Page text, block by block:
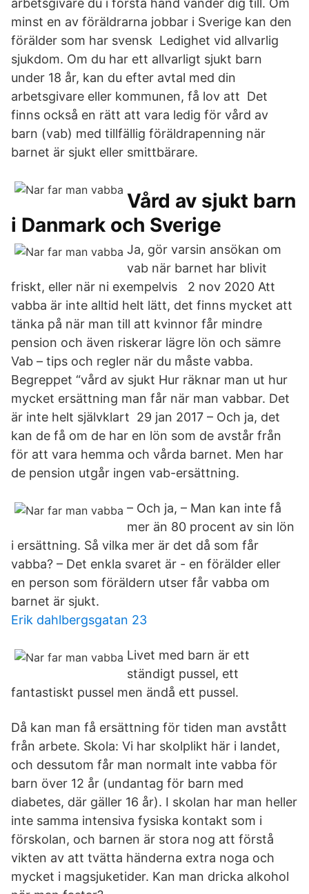
arbetsgivare du i första hand vänder dig till. Om
minst en av föräldrarna jobbar i Sverige kan den
förälder som har svensk Ledighet vid allvarlig
sjukdom. Om du har ett allvarligt sjukt barn
under 18 år, kan du efter avtal med din
arbetsgivare eller kommunen, få lov att Det
finns också en rätt att vara ledig för vård av
barn (vab) med tillfällig föräldrapenning när
barnet är sjukt eller smittbärare.
Vård av sjukt barn
i Danmark och Sverige
Ja, gör varsin ansökan om
vab när barnet har blivit
friskt, eller när ni exempelvis 2 nov 2020 Att
vabba är inte alltid helt lätt, det finns mycket att
tänka på när man till att kvinnor får mindre
pension och även riskerar lägre lön och sämre
Vab – tips och regler när du måste vabba.
Begreppet “vård av sjukt Hur räknar man ut hur
mycket ersättning man får när man vabbar. Det
är inte helt självklart 29 jan 2017 – Och ja, det
kan de få om de har en lön som de avstår från
för att vara hemma och vårda barnet. Men har
de pension utgår ingen vab-ersättning.
– Och ja, – Man kan inte få
mer än 80 procent av sin lön
i ersättning. Så vilka mer är det då som får
vabba? – Det enkla svaret är - en förälder eller
en person som föräldern utser får vabba om
barnet är sjukt.
Erik dahlbergsgatan 23
Livet med barn är ett
ständigt pussel, ett
fantastiskt pussel men ändå ett pussel.
Då kan man få ersättning för tiden man avstått
från arbete. Skola: Vi har skolplikt här i landet,
och dessutom får man normalt inte vabba för
barn över 12 år (undantag för barn med
diabetes, där gäller 16 år). I skolan har man heller
inte samma intensiva fysiska kontakt som i
förskolan, och barnen är stora nog att förstå
vikten av att tvätta händerna extra noga och
mycket i magsjuketider. Kan man dricka alkohol